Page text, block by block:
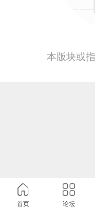
本版块或
首页 论坛